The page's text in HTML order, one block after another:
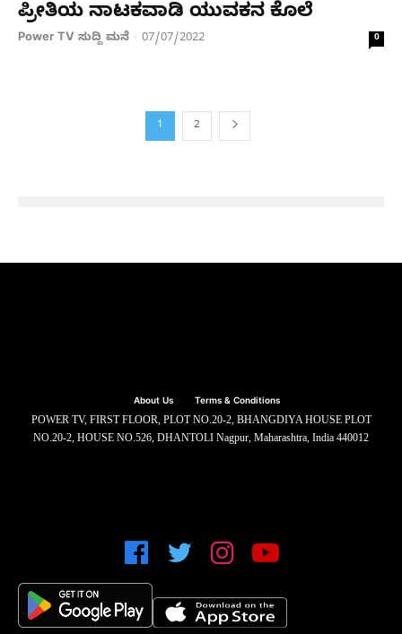
ಪ್ರೀತಿಯ ನಾಟಕವಾಡಿ ಯುವಕನ ಕೊಲೆ
Power TV ಸುದ್ದಿ ಮನೆ - 07/07/2022 0
1 2
About Us Terms & Conditions
POWER TV, FIRST FLOOR, PLOT NO.20-2, BHANGDIYA HOUSE PLOT
NO.20-2, HOUSE NO.526, DHANTOLI Nagpur, Maharashtra, India 440012